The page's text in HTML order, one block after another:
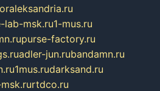
lab-msk.ru1-mus.ru
purse-factory.ru
adler-jun.rubandamn.ru
1mus.rudarksand.ru
rtdco.ru